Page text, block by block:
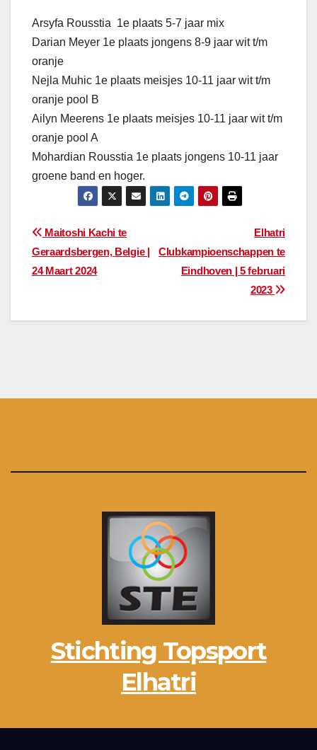
Arsyfa Rousstia 1e plaats 5-7 jaar mix
Darian Meyer 1e plaats jongens 8-9 jaar wit t/m
oranje
Nejla Muhic 1e plaats meisjes 10-11 jaar wit t/m
oranje pool B
Ailyn Meerens 1e plaats meisjes 10-11 jaar wit t/m
oranje pool A
Mohardian Rousstia 1e plaats jongens 10-11 jaar
groene band en hoger.
Bericht
navigatie
Elhatri
Clubkampioenschappen te
Eindhoven | 5 februari
2023
Maitoshi Kachi te
Geraardsbergen, Belgie |
24 Maart 2024
Stichting Topsport
Elhatri